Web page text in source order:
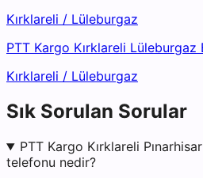
Kırklareli / Lüleburgaz
PTT Kargo Kırklareli Lüleburgaz
Kırklareli / Lüleburgaz
Sık Sorulan Sorular
PTT Kargo Kırklareli
telefonu nedir?